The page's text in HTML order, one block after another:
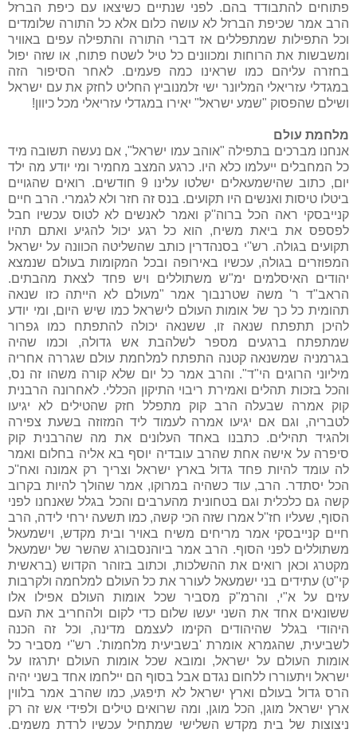
פתוחים להתבודד בהם. לפני שנתיים כשיצאו עם כיפת הברזל
הרב אמר שכיפת הברזל לא עושה כלום אלא כל התורה שלומדים
וכל התפילות שמתפללים אז דברי התורה והתפילה עפים באוויר
ומשבשות את הרוחות ומכוונים כל טיל לשטח פתוח, או שזה יפול
בחזרה עליהם כמו שראינו כמה פעמים. לאחר הסיפור הזה
במגדלי עזריאלי המליונר ישי זלמנוביץ החליט לחזק את עם ישראל
ושילם שהפסוק "שמע ישראל" יאירו במגדלי עזריאלי מכל כיוון!
מלחמת עולם
אנחנו מברכים בתפילה "אוהב עמו ישראל", אם נעשה תשובה מיד
כל המחבלים ייעלמו כלא היו. כרגע המצב מחמיר ומי יודע מה ילד
יום, כתוב שהישמעאלים ישלטו עלינו 9 חודשים. רואים שהגויים
ביטלו טיסות ואנשים היו תקועים. בנס זה חזר ולא לגמרי. הרב חיים
קנייבסקי ראה הכל ברוה''ק ואמר לאנשים לא לטוס עכשיו חבל
לפספס את ביאת משיח, הוא כל רגע יכול להגיע ואתם תהיו
תקועים בגולה. רש''י בסנהדרין כותב שהשליטה הכוונה על ישראל
המפוזרים בגולה, עכשיו באירופה ובכל המקומות בעולם שנמצא
יהודים האיסלמים ימ"ש משתוללים ויש פחד לצאת מהבתים.
הראב"ד ר' משה שטרנבוך אמר "מעולם לא הייתה כזו שנאה
תהומית כל כך של אומות העולם לישראל כמו שיש היום, ומי יודע
להיכן תתפתח שנאה זו, ששנאה יכולה להתפתח כמו גפרור
שמתפתח ברגעים מספר לשלהבת אש גדולה, וכמו שהיה
בגרמניה שמשנאה קטנה התפתח למלחמת עולם שגררה אחריה
מיליוני הרוגים הי"ד". והרב אמר כל יום שלא קורה משהו זה נס,
והכל בזכות תהלים ואמירת ריבוי התיקון הכללי. לאחרונה הרבנית
קוק אמרה שבעלה הרב קוק מתפלל חזק שהטילים לא יגיעו
לטבריה, וגם אם יגיעו אמרה לעמוד ליד המזוזה בשעת צפירה
ולהגיד תהילים. כתבנו באחד העלונים את מה שהרבנית קוק
סיפרה על אישה אחת שהרב עובדיה יוסף בא אליה בחלום ואמר
לה עומד להיות פחד גדול בארץ ישראל וצריך רק אמונה ואח''כ
הכל יסתדר. הרב, עוד כשהיה במרוקו, אמר שהולך להיות בקרוב
קשה גם כלכלית וגם בטחונית מהערבים והכל בגלל שאנחנו לפני
הסוף, שעליו חז''ל אמרו שזה הכי קשה, כמו תשעה ירחי לידה, הרב
חיים קנייבסקי אמר מריחים משיח באויר ובית מקדש, וישמעאל
משתוללים לפני הסוף. הרב אמר ביוהנסבורג שהשר של ישמעאל
מקטרג וכאן רואים את ההשלכות, וכתוב בזוהר הקדוש (בראשית
קי"ט) עתידים בני ישמעאל לעורר את כל העולם למלחמה ולקרבות
עזים על א"י, והרמ"ק מסביר שכל אומות העולם אפילו אלו
ששונאים אחד את השני יעשו שלום כדי לקום ולהחריב את העם
היהודי בגלל שהיהודים הקימו לעצמם מדינה, וכל זה הכנה
לשביעית, שהגמרא אומרת 'בשביעית מלחמות'. רש''י מסביר כל
אומות העולם על ישראל, ומובא שכל אומות העולם יתרגזו על
ישראל ויתעוררו ללחום נגדם אבל בסוף הם יילחמו אחד בשני יהיה
הרס גדול בעולם וארץ ישראל לא תיפגע, כמו שהרב אמר בלווין
ארץ ישראל מוגן, הכל מוגן, ומה שרואים טילים ולפידי אש זה רק
ניצוצות של בית מקדש השלישי שמתחיל עכשיו לרדת משמים.